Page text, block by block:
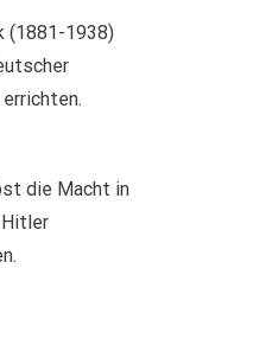
(1881-1938)
die Macht in
Hitler